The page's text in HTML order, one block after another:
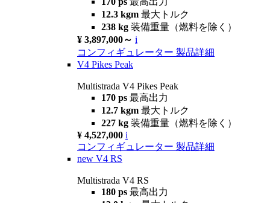
12.3 kgm 最大トルク
238 kg 装備重量（燃料を除く）
¥ 3,897,000～ i
コンフィギュレーター 製品詳細
V4 Pikes Peak
Multistrada V4 Pikes Peak
170 ps 最高出力
12.7 kgm 最大トルク
227 kg 装備重量（燃料を除く）
¥ 4,527,000 i
コンフィギュレーター 製品詳細
new V4 RS
Multistrada V4 RS
180 ps 最高出力